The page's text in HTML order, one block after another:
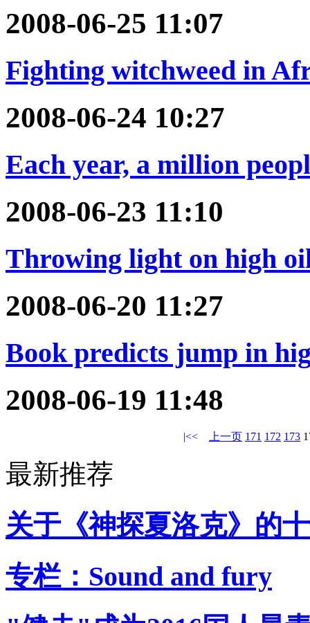
2008-06-25 11:07
Fighting witchweed in
2008-06-24 10:27
Each year, a million
2008-06-23 11:10
Throwing light on high
2008-06-20 11:27
Book predicts jump in
2008-06-19 11:48
|<< 上一页 171 172 173
最新推荐
关于《神探夏洛克》的
专栏：Sound and fury